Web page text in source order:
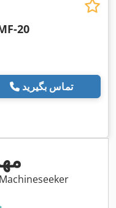
20
تماس بگیرید
نمایندگان فروش مورد تأیید Machineseeker